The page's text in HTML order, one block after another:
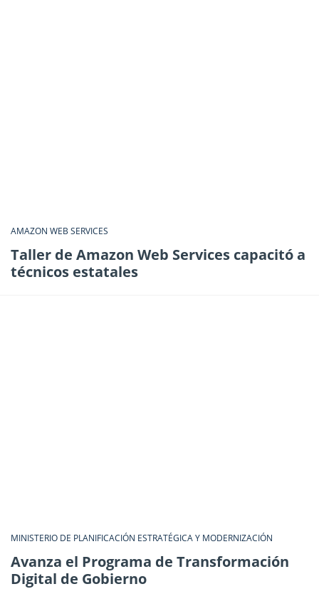
AMAZON WEB SERVICES
Taller de Amazon Web Services capacitó a
técnicos estatales
MINISTERIO DE PLANIFICACIÓN ESTRATÉGICA Y MODERNIZACIÓN
Avanza el Programa de Transformación
Digital de Gobierno